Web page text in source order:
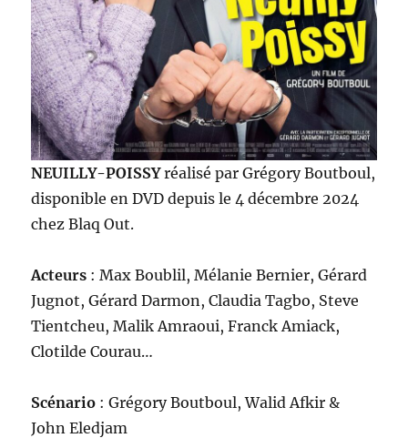
NEUILLY-POISSYréalisé par Grégory Boutboul,
disponible en DVD depuis le 4 décembre 2024
chez Blaq Out.
Acteurs : Max Boublil, Mélanie Bernier, Gérard
Jugnot, Gérard Darmon, Claudia Tagbo, Steve
Tientcheu, Malik Amraoui, Franck Amiack,
Clotilde Courau…
Scénario : Grégory Boutboul, Walid Afkir &
John Eledjam